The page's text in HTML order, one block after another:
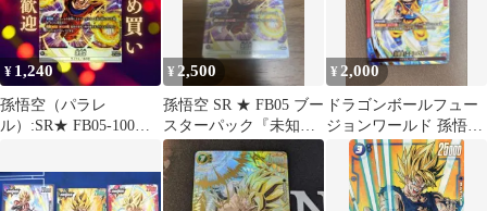
¥ 1,240
孫悟空（パラレ
ル）:SR★ FB05-100
¥ 2,500
孫悟空 SR ★ FB05 ブー
スターパック『未知な
る冒険』 FB05-100
¥ 2,000
ドラゴンボールフュー
ジョンワールド 孫悟空
(ミニ):DA L★ リーダー
パラレル